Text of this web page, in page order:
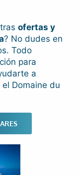
ofertas y
? No dudes en
Todo
para
a
Domaine du